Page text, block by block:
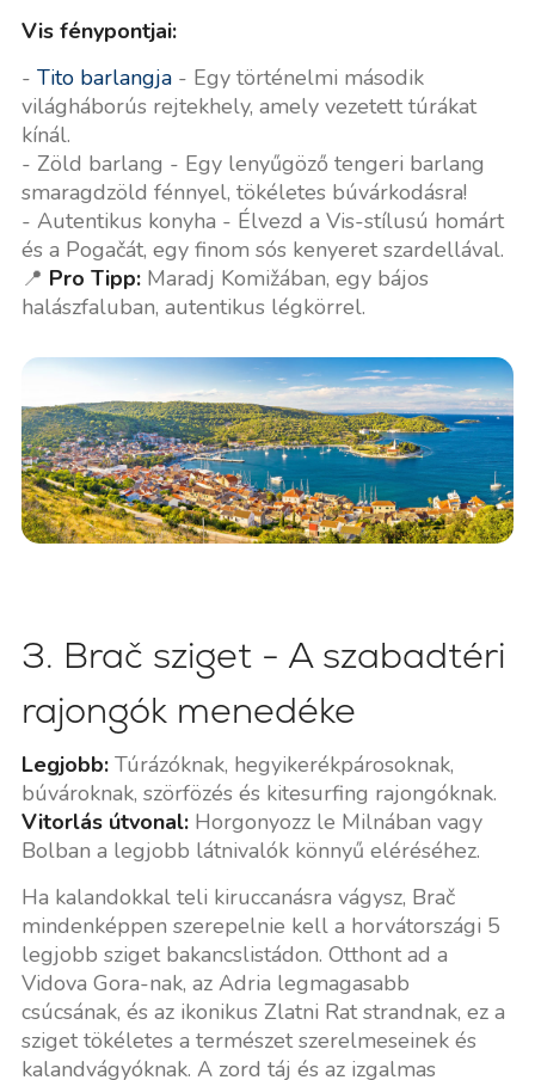
Vis fénypontjai:
- Tito barlangja- Egy történelmi második
világháborús rejtekhely, amely vezetett túrákat
kínál.
- Zöld barlang - Egy lenyűgöző tengeri barlang
smaragdzöld fénnyel, tökéletes búvárkodásra!
- Autentikus konyha - Élvezd a Vis-stílusú homárt
és a Pogačát, egy finom sós kenyeret szardellával.
📍 Pro Tipp:Maradj Komižában, egy bájos
halászfaluban, autentikus légkörrel.
3. Brač sziget - A szabadtéri
rajongók menedéke
Legjobb:Túrázóknak, hegyikerékpárosoknak,
búvároknak, szörfözés és kitesurfing rajongóknak.
Vitorlás útvonal:Horgonyozz le Milnában vagy
Bolban a legjobb látnivalók könnyű eléréséhez.
Ha kalandokkal teli kiruccanásra vágysz, Brač
mindenképpen szerepelnie kell a horvátországi 5
legjobb sziget bakancslistádon. Otthont ad a
Vidova Gora-nak, az Adria legmagasabb
csúcsának, és az ikonikus Zlatni Rat strandnak, ez a
sziget tökéletes a természet szerelmeseinek és
kalandvágyóknak. A zord táj és az izgalmas